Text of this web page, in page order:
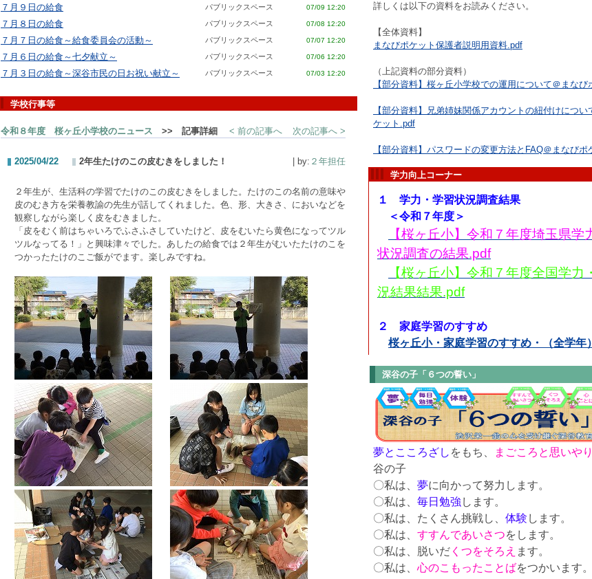
７月９日の給食 パブリックスペース 07/09 12:20
７月８日の給食 パブリックスペース 07/08 12:20
７月７日の給食～給食委員会の活動～ パブリックスペース 07/07 12:20
７月６日の給食～七夕献立～ パブリックスペース 07/06 12:20
７月３日の給食～深谷市民の日お祝い献立～ パブリックスペース 07/03 12:20
学校行事等
令和８年度 桜ヶ丘小学校のニュース >> 記事詳細 < 前の記事へ 次の記事へ >
2025/04/22 2年生たけのこの皮むきをしました！ | by: ２年担任
２年生が、生活科の学習でたけのこの皮むきをしました。たけのこの名前の意味や
皮のむき方を栄養教諭の先生が話してくれました。色、形、大きさ、においなどを
観察しながら楽しく皮をむきました。
「皮をむく前はちゃいろでふさふさしていたけど、皮をむいたら黄色になってツル
ツルなってる！」と興味津々でした。あしたの給食では２年生がむいたたけのこを
つかったたけのこご飯がでます。楽しみですね。
詳しくは以下の資料をお読みください。
【全体資料】
まなびポケット保護者説明用資料.pdf
（上記資料の部分資料）
【部分資料】桜ヶ丘小学校での運用について＠まなび
【部分資料】兄弟姉妹関係アカウントの紐付けについ
ケット.pdf
【部分資料】パスワードの変更方法とFAQ＠まなびポ
学力向上コーナー
１ 学力・学習状況調査結果
＜令和７年度＞
【桜ヶ丘小】令和７年度埼玉県学
状況調査の結果.pdf
【桜ヶ丘小】令和７年度全国学力
況結果結果.pdf
２ 家庭学習のすすめ
桜ヶ丘小・家庭学習のすすめ・（全学年
深谷の子「６つの誓い」
夢とこころざし をもち、 まごころと思いや
谷の子
〇私は、 夢に向かって努力します。
〇私は、 毎日勉強 します。
〇私は、たくさん挑戦し、 体験 します。
〇私は、 すすんであいさつをします。
〇私は、脱いだ くつをそろえ ます。
〇私は、 心のこもった ことばをつかいます